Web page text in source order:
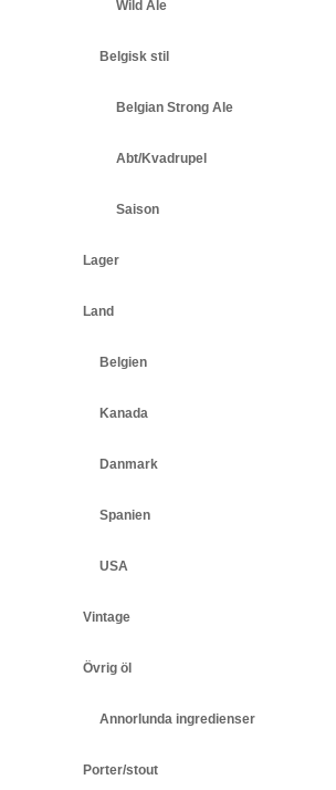
Wild Ale
Belgisk stil
Belgian Strong Ale
Abt/Kvadrupel
Saison
Lager
Land
Belgien
Kanada
Danmark
Spanien
USA
Vintage
Övrig öl
Annorlunda ingredienser
Porter/stout